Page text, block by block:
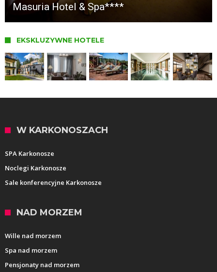
Masuria Hotel & Spa****
EKSKLUZYWNE HOTELE
W KARKONOSZACH
SPA Karkonosze
Noclegi Karkonosze
Sale konferencyjne Karkonosze
NAD MORZEM
Wille nad morzem
Spa nad morzem
Pensjonaty nad morzem